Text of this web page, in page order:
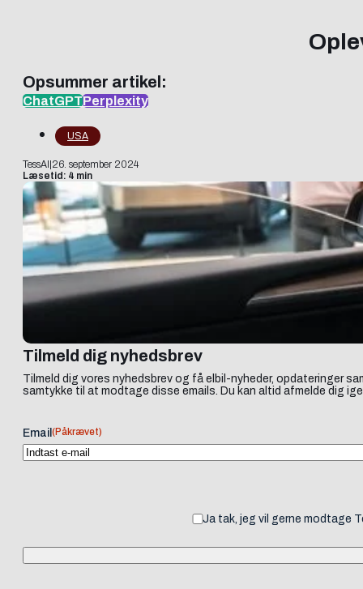
Opsummer artikel:
ChatGPTPerplexity
USA
TessAI 26. september 2024
Læsetid: 4 min
Tilmeld dig nyhedsbrev
Tilmeld dig vores nyhedsbrev og få elbil-nyheder, opdateringer
samtykke til at modtage disse emails. Du kan altid afmelde dig
Email (Påkrævet)
Ja tak, jeg vil gerne modtage